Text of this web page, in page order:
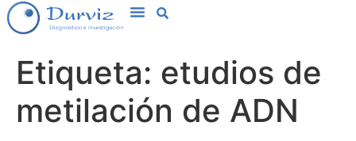
Etiqueta: etudios de
metilación de ADN